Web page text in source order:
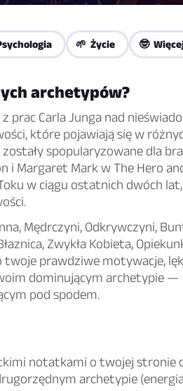
🌱 Życie 🤓
archetypów?
prac Carla Junga nad
które pojawiają się w
spopularyzowane dla
i Margaret Mark wThe Hero
w ciągu ostatnich dwóch
Mędrczyni, Odkrywczyni,
Zwykła Kobieta,
twoje prawdziwe motywacje,
dominującym archetypie
pod spodem.
notatkami o twojej stronie
archetypie